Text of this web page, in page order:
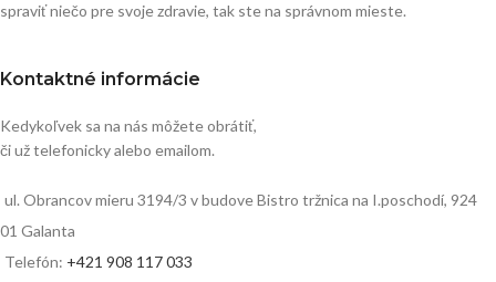
spraviť niečo pre svoje zdravie, tak ste na správnom mieste.
Kontaktné informácie
Kedykoľvek sa na nás môžete obrátiť,
či už telefonicky alebo emailom.
ul. Obrancov mieru 3194/3 v budove Bistro tržnica na I.poschodí, 924
01 Galanta
Telefón: +421 908 117 033